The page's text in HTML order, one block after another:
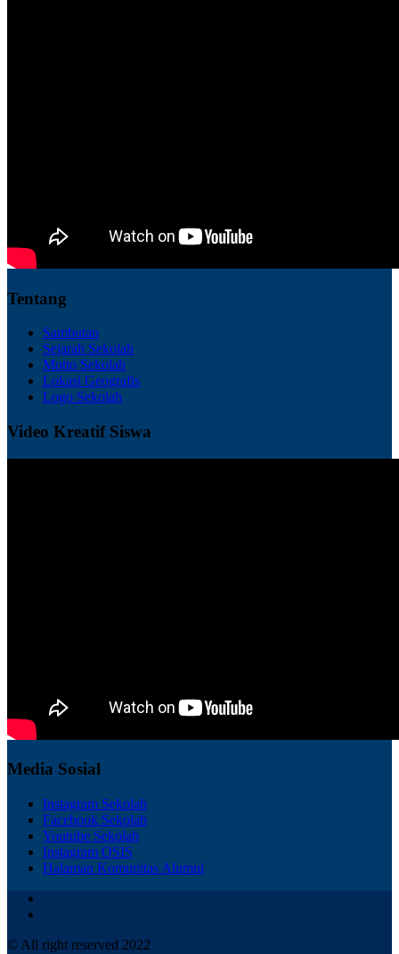
Tentang
Sambutan
Sejarah Sekolah
Motto Sekolah
Lokasi Geografis
Logo Sekolah
Video Kreatif Siswa
Media Sosial
Instagram Sekolah
Facebook Sekolah
Youtube Sekolah
Instagram OSIS
Halaman Komunitas Alumni
© All right reserved 2022